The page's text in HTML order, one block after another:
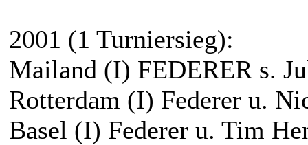
2001 (1 Turniersieg):
Mailand (I) FEDERER s.
Rotterdam (I) Federer u.
Basel (I) Federer u. Tim